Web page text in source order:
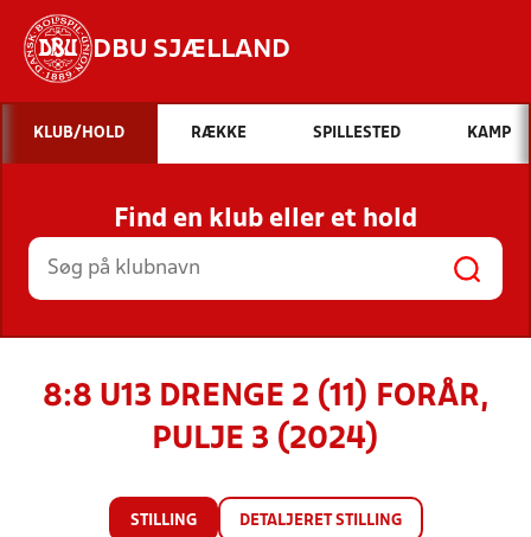
DBU SJÆLLAND
Hvad vil du søge efter?
INDHOLD OG NYHEDER
STILLINGER, RESULTATER, KLUBBER OG
HOLD
KLUB/HOLD RÆKKE SPILLESTED KAMP
Find en klub eller et hold
8:8 U13 DRENGE 2 (11) FORÅR,
PULJE 3 (2024)
STILLING DETALJERET STILLING